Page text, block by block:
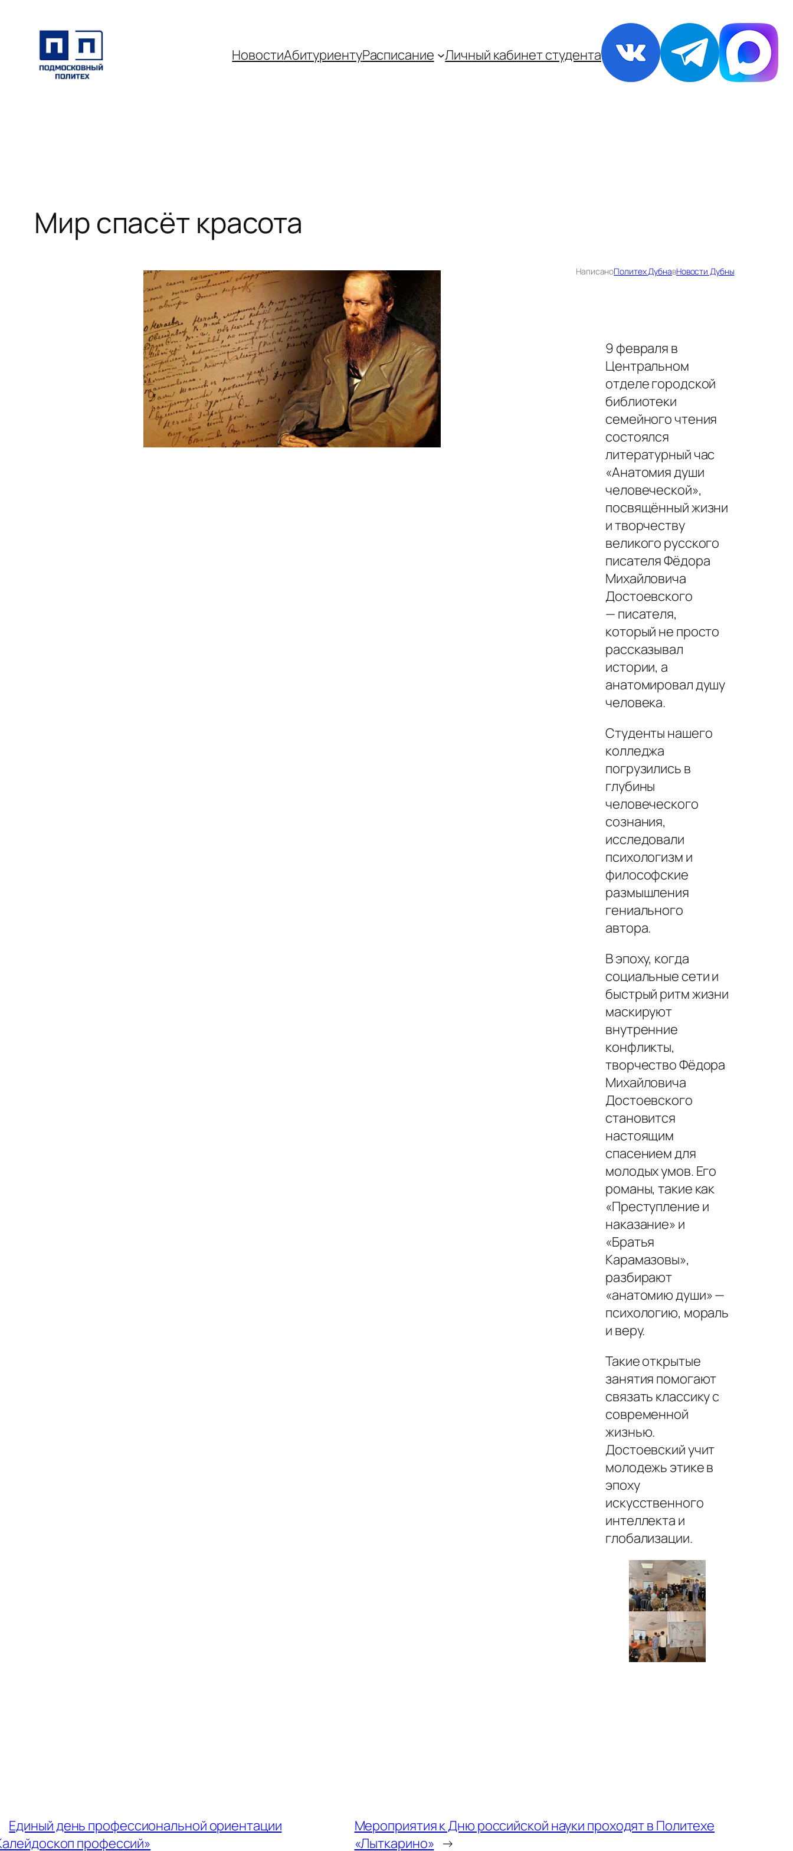
содержимому
НовостиАбитуриентуРаспиcание Личный кабинет студента
Мир спасёт красота
НаписаноПолитех ДубнавНовости Дубны
9 февраля в
Центральном
отделе городской
библиотеки
семейного чтения
состоялся
литературный час
«Анатомия души
человеческой»,
посвящённый жизни
и творчеству
великого русского
писателя Фёдора
Михайловича
Достоевского
— писателя,
который не просто
рассказывал
истории, а
анатомировал душу
человека.
Студенты нашего
колледжа
погрузились в
глубины
человеческого
сознания,
исследовали
психологизм и
философские
размышления
гениального
автора.
В эпоху, когда
социальные сети и
быстрый ритм жизни
маскируют
внутренние
конфликты,
творчество Фёдора
Михайловича
Достоевского
становится
настоящим
спасением для
молодых умов. Его
романы, такие как
«Преступление и
наказание» и
«Братья
Карамазовы»,
разбирают
«анатомию души» —
психологию, мораль
и веру.
Такие открытые
занятия помогают
связать классику с
современной
жизнью.
Достоевский учит
молодежь этике в
эпоху
искусственного
интеллекта и
глобализации.
Единый день профессиональной ориентации
профессий»
Мероприятия к Дню российской науки проходят в Политехе
«Лыткарино» →